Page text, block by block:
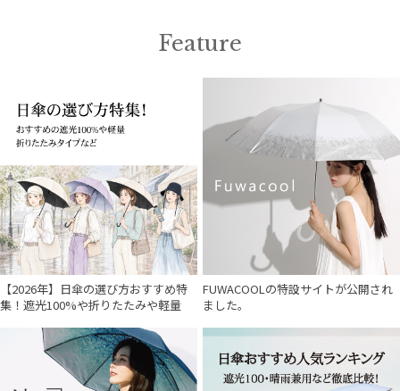
Feature
【2026年】日傘の選び方おすすめ特
集！遮光100%や折りたたみや軽量
FUWACOOLの特設サイトが公開され
ました。